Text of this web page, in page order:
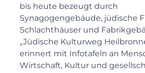
bis heute bezeugt durch
Synagogengebäude, jüdische
Schlachthäuser und
„Jüdische Kulturweg
erinnert mit Infotafeln an
Wirtschaft, Kultur und